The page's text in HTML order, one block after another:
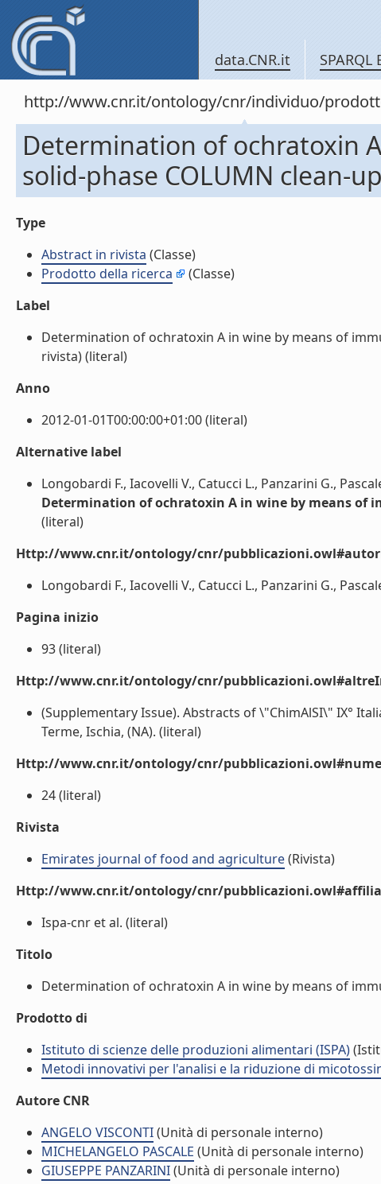
data.CNR.it
http://www.cnr.it/ontology/cnr/individuo/
Determination of ochratoxin
solid-phase COLUMN clean-
Type
Abstract in rivista (Classe)
Prodotto della ricerca
(Classe)
Label
Determination of ochratoxin A in wine by means of
rivista) (literal)
Anno
2012-01-01T00:00:00+01:00 (literal)
Alternative label
Longobardi F., Iacovelli V., Catucci L., Panzarini G.,
Determination of ochratoxin A in wine by means of
(literal)
Http://www.cnr.it/ontology/cnr/
Longobardi F., Iacovelli V., Catucci L., Panzarini G.,
Pagina inizio
93 (literal)
Http://www.cnr.it/ontology/cnr/
(Supplementary Issue). Abstracts of \"ChimAlSI\" IX°
Terme, Ischia, (NA). (literal)
Http://www.cnr.it/ontology/cnr/
24 (literal)
Rivista
Emirates journal of food and agriculture(Rivista)
Http://www.cnr.it/ontology/cnr/
Ispa-cnr et al. (literal)
Titolo
Determination of ochratoxin A in wine by means of
Prodotto di
Istituto di scienze delle produzioni alimentari (ISPA)
Metodi innovativi per l'analisi e la riduzione di
Autore CNR
ANGELO VISCONTI(Unità di personale interno)
MICHELANGELO PASCALE (Unità di personale interno)
GIUSEPPE PANZARINI(Unità di personale interno)